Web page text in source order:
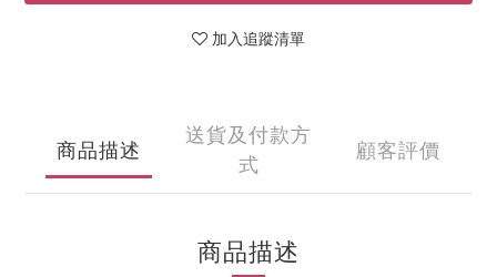
加入追蹤清單
商品描述
送貨及付款方
式
顧客評價
商品描述